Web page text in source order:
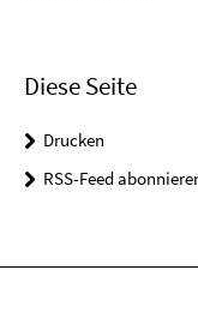
Diese Seite
Drucken
RSS-Feed